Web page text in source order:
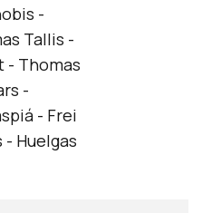
-
Tallis -
- Thomas
-
- Frei
Huelgas